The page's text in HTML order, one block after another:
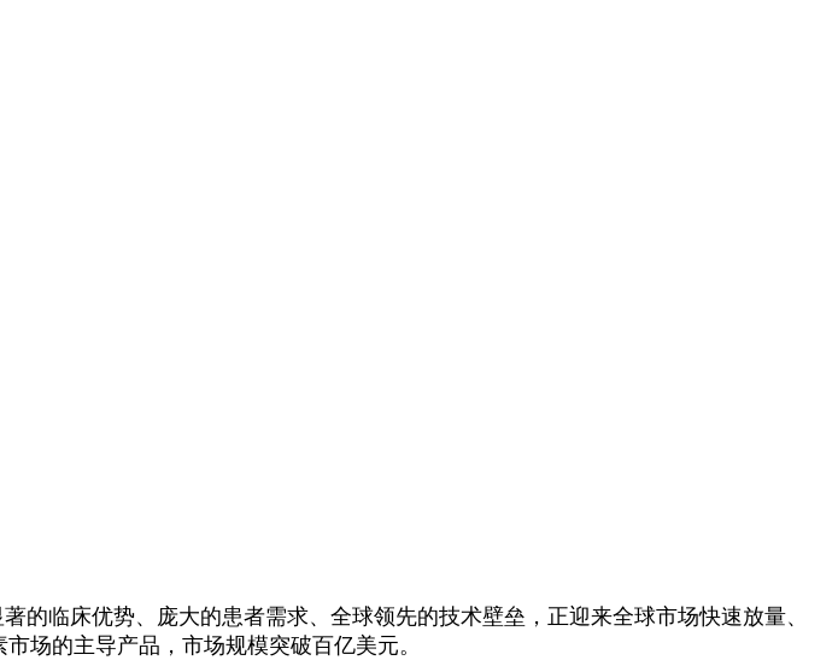
临床优势、庞大的患者需求、全球领先的技术壁垒，正迎来全球市场快速放量、
场的主导产品，市场规模突破百亿美元。